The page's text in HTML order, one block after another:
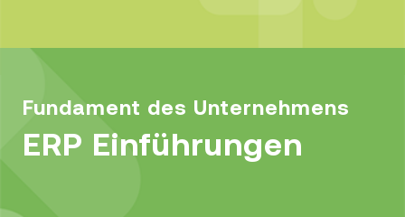
Fundament des Unternehmens
ERP Einführungen